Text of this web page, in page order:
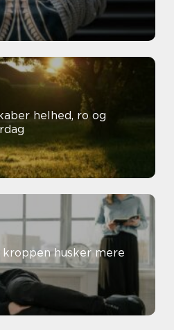
helhed, ro og